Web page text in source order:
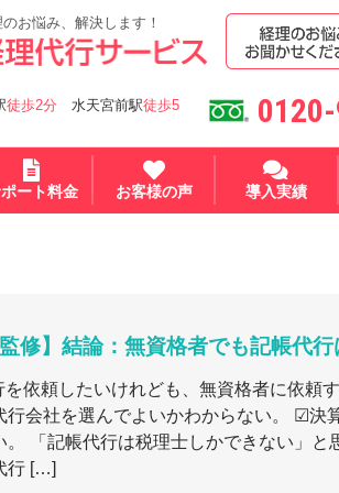
お悩み、解決します！
徒歩2分 水天宮前駅徒歩5
ート料金 お客様の声 導入実績
監修】結論：無資格者でも記帳代
依頼したいけれども、無資格者に依頼
行会社を選んでよいかわからない。 ☑決
。 「記帳代行は税理士しかできない」と
行 […]